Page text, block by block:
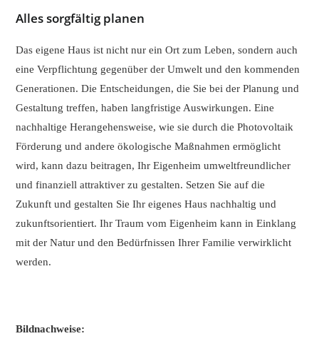
Alles sorgfältig planen
Das eigene Haus ist nicht nur ein Ort zum Leben, sondern auch
eine Verpflichtung gegenüber der Umwelt und den kommenden
Generationen. Die Entscheidungen, die Sie bei der Planung und
Gestaltung treffen, haben langfristige Auswirkungen. Eine
nachhaltige Herangehensweise, wie sie durch die Photovoltaik
Förderung und andere ökologische Maßnahmen ermöglicht
wird, kann dazu beitragen, Ihr Eigenheim umweltfreundlicher
und finanziell attraktiver zu gestalten. Setzen Sie auf die
Zukunft und gestalten Sie Ihr eigenes Haus nachhaltig und
zukunftsorientiert. Ihr Traum vom Eigenheim kann in Einklang
mit der Natur und den Bedürfnissen Ihrer Familie verwirklicht
werden.
Bildnachweise: